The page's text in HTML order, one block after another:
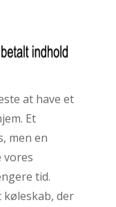
at have et
Et
men en
vores
tid.
der